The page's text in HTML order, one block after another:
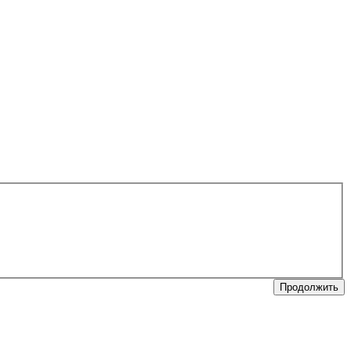
Продолжить